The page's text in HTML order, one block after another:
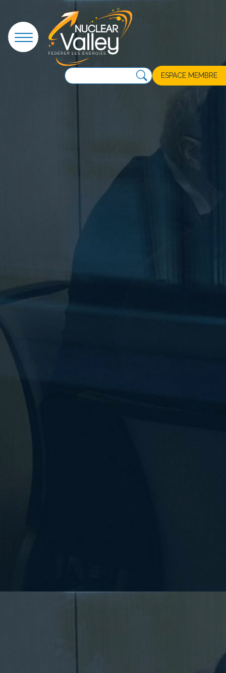
ESPACE MEMBRE
Panneau de gestion des cookies